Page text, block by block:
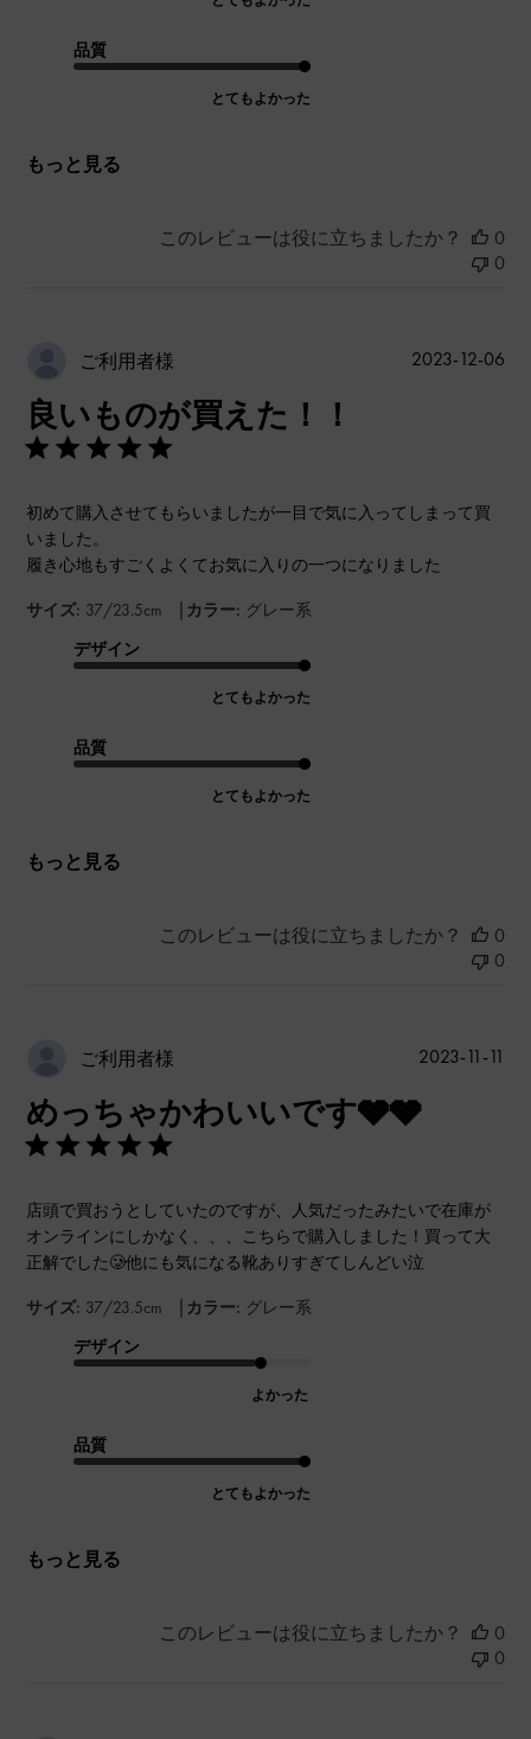
品質
とてもよかった
もっと見る
このレビューは役に立ちましたか？
0
0
ご利用者様
良いものが買えた！！
初めて購入させてもらいましたが一目で気に入ってしまって買
いました。
履き心地もすごくよくてお気に入りの一つになりました
サイズ: 37/23.5cm | カラー: グレー系
デザイン
とてもよかった
品質
とてもよかった
もっと見る
公
2023-12-06
このレビューは役に立ちましたか？
0
0
ご利用者様
めっちゃかわいいです🩶🩶
店頭で買おうとしていたのですが、人気だったみたいで在庫が
オンラインにしかなく、、、こちらで購入しました！買って大
正解でした🥲他にも気になる靴ありすぎてしんどい泣
サイズ: 37/23.5cm | カラー: グレー系
デザイン
よかった
品質
とてもよかった
もっと見る
2023-11-11
このレビューは役に立ちましたか？
0
0